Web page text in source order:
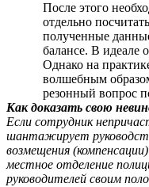
После этого
отдельно
полученные
балансе. В идеале
Однако на
волшебным
резонный вопрос
Как доказать свою
Если сотрудник
шантажирует
возмещения
местное отделение
руководителей своим